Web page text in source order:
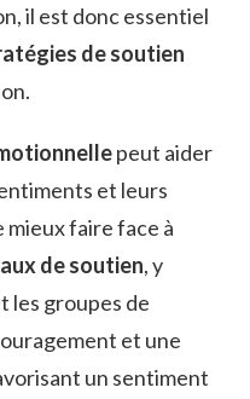
il est donc essentiel
de soutien
peut aider
et leurs
mieux faire face à
de soutien, y
les groupes de
et une
un sentiment